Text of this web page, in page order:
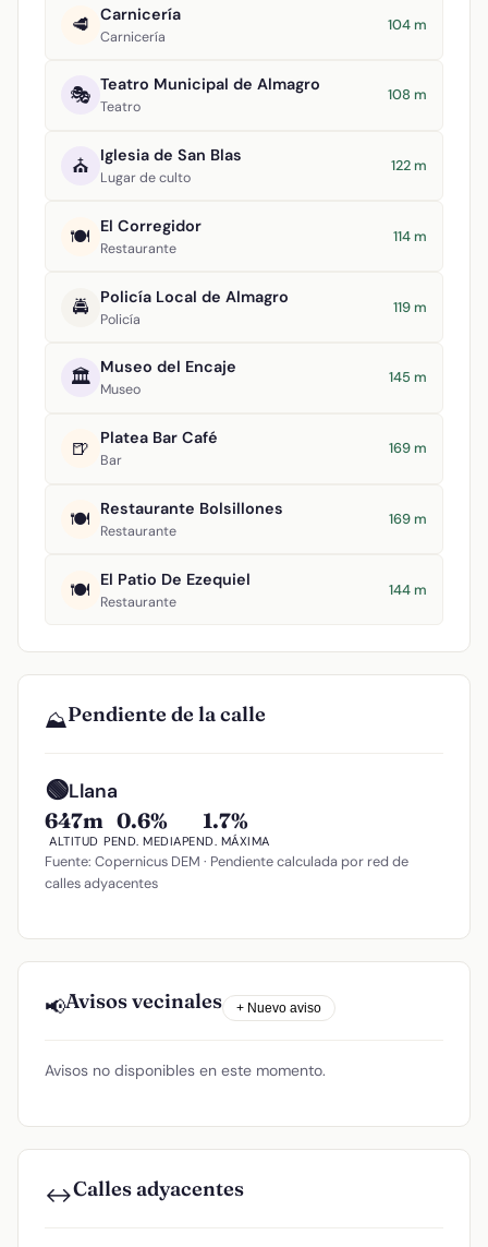
🥩 Carnicería
Carnicería
104 m
🎭 Teatro Municipal de Almagro
Teatro
108 m
⛪ Iglesia de San Blas
Lugar de culto
122 m
🍽️ El Corregidor
Restaurante
114 m
🚔 Policía Local de Almagro
Policía
119 m
🏛️ Museo del Encaje
Museo
145 m
🍺 Platea Bar Café
Bar
169 m
🍽️ Restaurante Bolsillones
Restaurante
169 m
🍽️ El Patio De Ezequiel
Restaurante
144 m
⛰️Pendiente de la calle
🟢Llana
647m
ALTITUD
0.6%
PEND. MEDIA
1.7%
PEND. MÁXIMA
Fuente: Copernicus DEM · Pendiente calculada por red de
calles adyacentes
📢Avisos vecinales + Nuevo aviso
Avisos no disponibles en este momento.
↔️Calles adyacentes